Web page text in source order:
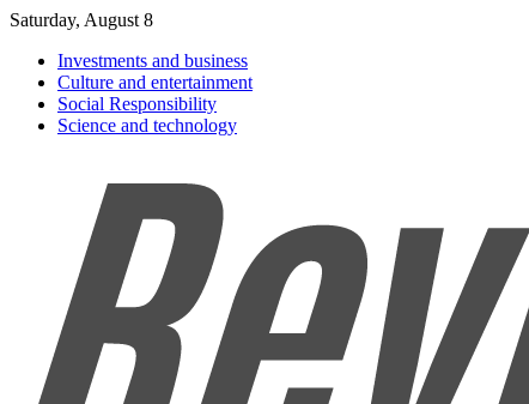
Saturday, August 8
Investments and business
Culture and entertainment
Social Responsibility
Science and technology